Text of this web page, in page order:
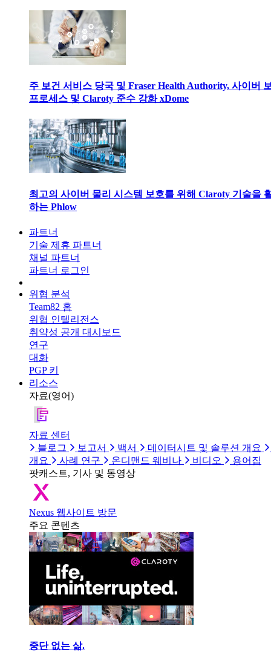
주 보건 서비스 당국 및 Fraser Health Authority, 사이버
프로세스 및 Claroty 준수 강화 xDome
최고의 사이버 물리 시스템 보호를 위해 Claroty 기술을
하는 Phlow
파트너
기술 제휴 파트너
채널 파트너
파트너 로그인
위협 분석
Team82 홈
위협 인텔리전스
취약성 공개 대시보드
연구
대화
PGP 키
리소스
자료(영어)
자료 센터
블로그
보고서 백서
데이터시트 및 솔루션 개요
개요
사례 연구 온디맨드 웨비나 비디오
용어집
팟캐스트, 기사 및 동영상
Nexus 웹사이트 방문
주요 콘텐츠
중단 없는 삶.